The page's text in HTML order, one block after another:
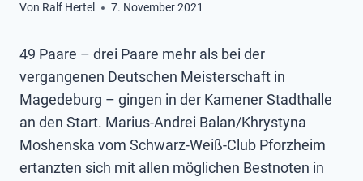
Von Ralf Hertel 7. November 2021
49 Paare – drei Paare mehr als bei der
vergangenen Deutschen Meisterschaft in
Magedeburg – gingen in der Kamener Stadthalle
an den Start. Marius-Andrei Balan/Khrystyna
Moshenska vom Schwarz-Weiß-Club Pforzheim
ertanzten sich mit allen möglichen Bestnoten in